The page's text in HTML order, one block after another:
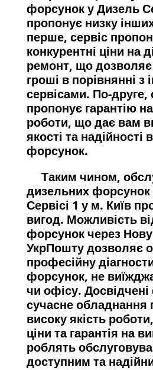
форсунок у Дизель
пропонує низку
перше, сервіс
конкурентні ціни на
ремонт, що
гроші в порівнянні з
сервісами. По-друге,
пропонує гарантію
роботи, що дає вам
якості та надійності
форсунок.
Таким чином,
дизельних форсунок
Сервісі 1 у м. Київ
вигод. Можливість
форсунок через
УкрПошту дозволяє
професійну
форсунок, не
чи офісу. Досвідчені
сучасне обладнання
високу якість
ціни та гарантія на
роблять
доступним та